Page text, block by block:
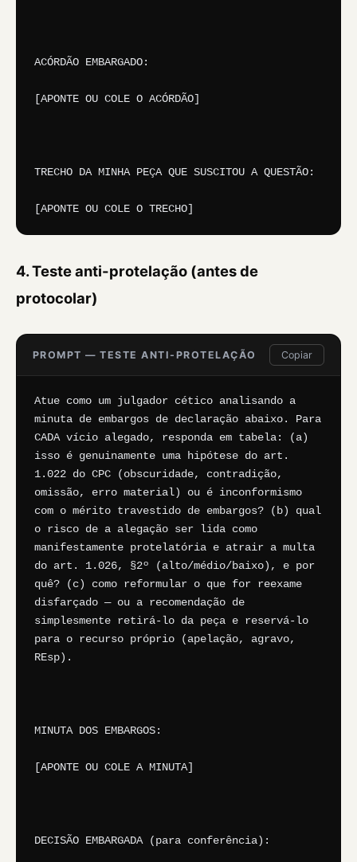
ACÓRDÃO EMBARGADO:
[APONTE OU COLE O ACÓRDÃO]
TRECHO DA MINHA PEÇA QUE SUSCITOU A QUESTÃO:
[APONTE OU COLE O TRECHO]
4. Teste anti-protelação (antes de
protocolar)
PROMPT — TESTE ANTI-PROTELAÇÃO Copiar
Atue como um julgador cético analisando a
minuta de embargos de declaração abaixo. Para
CADA vício alegado, responda em tabela: (a)
isso é genuinamente uma hipótese do art.
1.022 do CPC (obscuridade, contradição,
omissão, erro material) ou é inconformismo
com o mérito travestido de embargos? (b) qual
o risco de a alegação ser lida como
manifestamente protelatória e atrair a multa
do art. 1.026, §2º (alto/médio/baixo), e por
quê? (c) como reformular o que for reexame
disfarçado — ou a recomendação de
simplesmente retirá-lo da peça e reservá-lo
para o recurso próprio (apelação, agravo,
REsp).
MINUTA DOS EMBARGOS:
[APONTE OU COLE A MINUTA]
DECISÃO EMBARGADA (para conferência):